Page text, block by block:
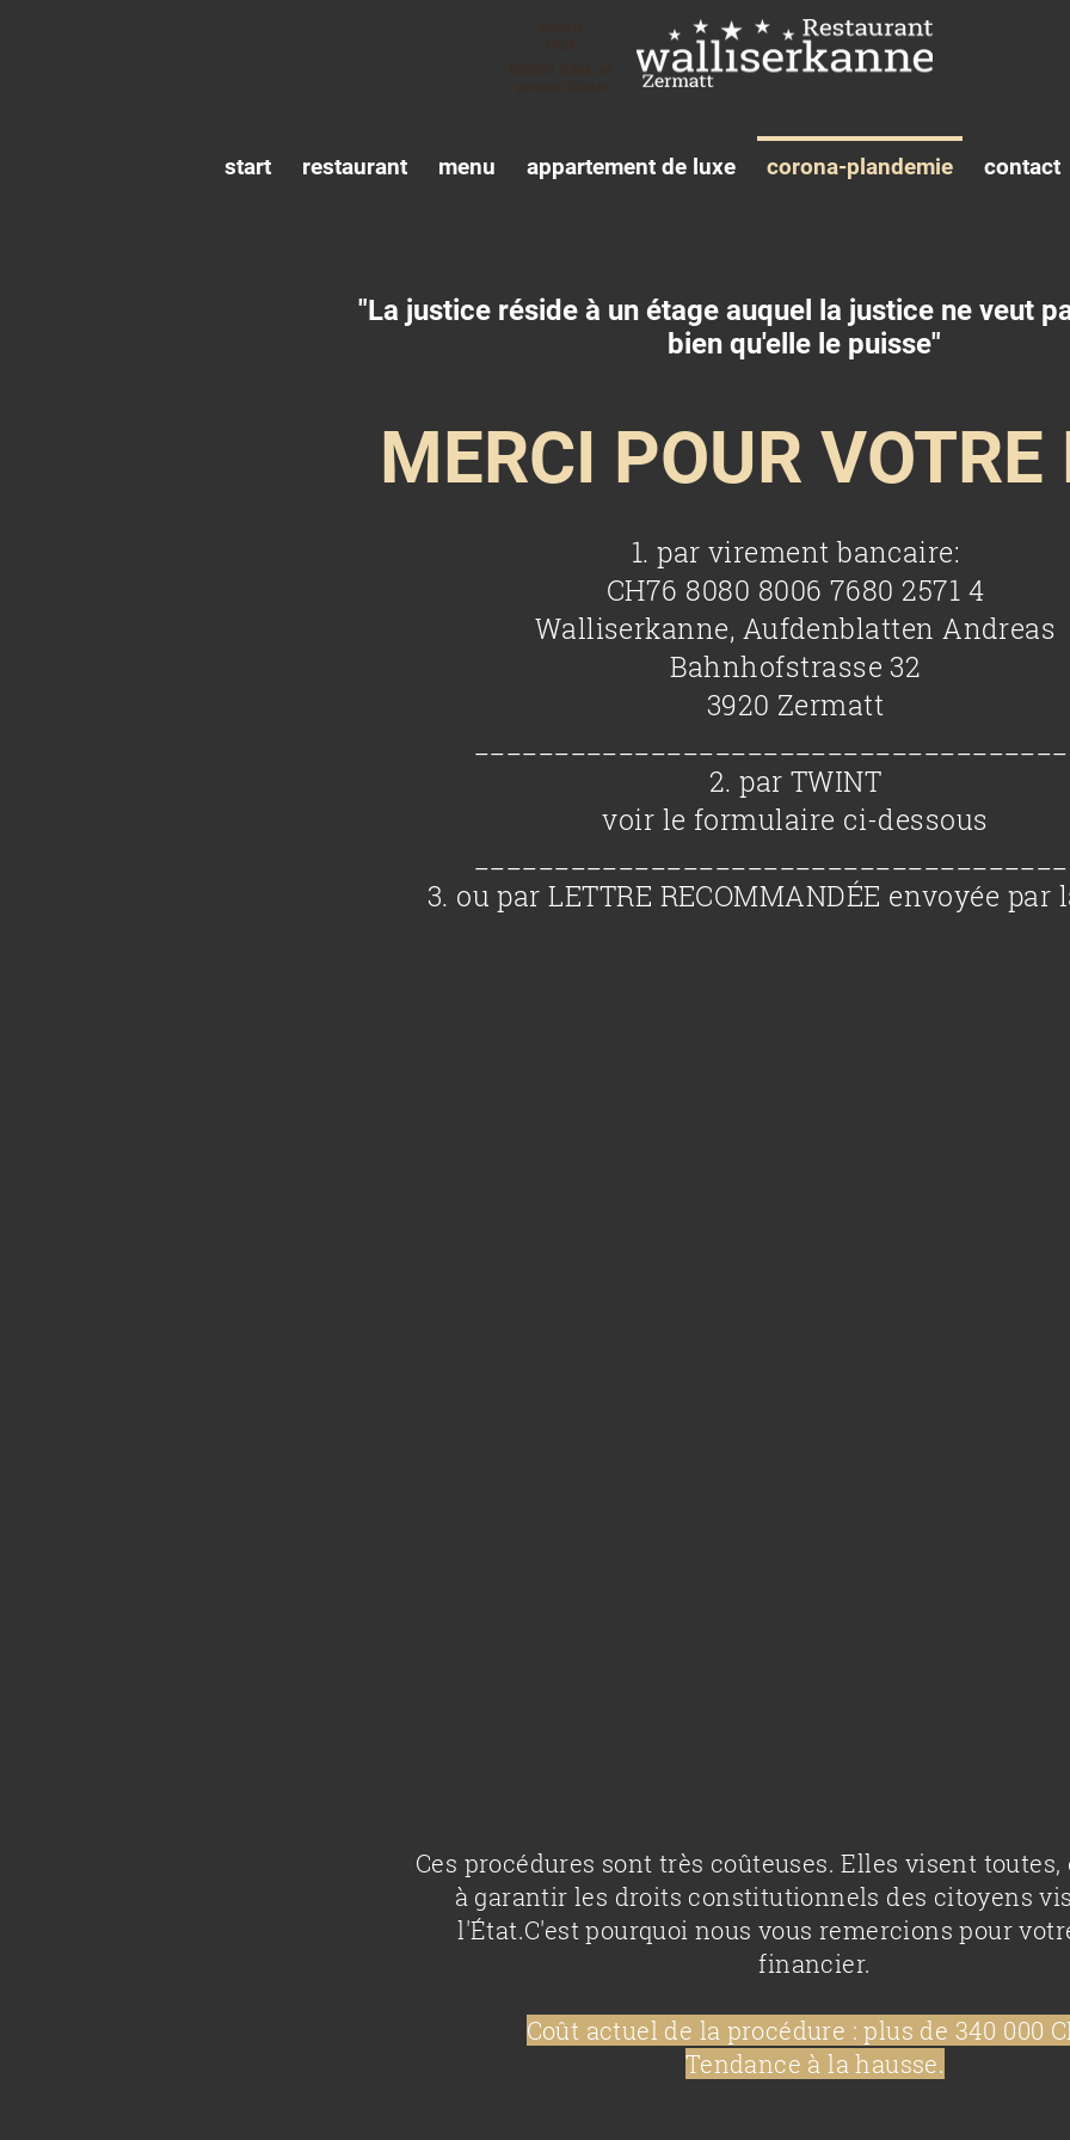
start restaurant menu appartement de luxe corona-plandemie contact
"La justice réside à un étage auquel la justice ne veut
bien qu'elle le puisse"
MERCI POUR VOTRE
1. par virement bancaire:
CH76 8080 8006 7680 2571 4
Walliserkanne, Aufdenblatten Andreas
Bahnhofstrasse 32
3920 Zermatt
2. par TWINT
voir le formulaire ci-dessous
3. ou par LETTRE RECOMMANDÉE envoyée par
Ces procédures sont très coûteuses. Elles visent toutes,
à garantir les droits constitutionnels des citoyens
l'État.C'est pourquoi nous vous remercions pour
financier.​
Coût actuel de la procédure : plus de 340 000
Tendance à la hausse.